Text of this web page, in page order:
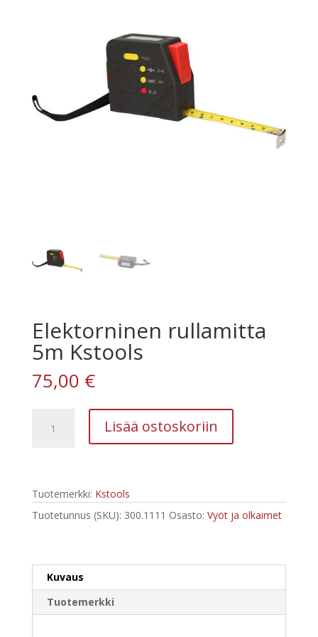
Elektorninen rullamitta
5m Kstools
75,00 €
rullamitta
Lisää ostoskoriin
Tuotemerkki: Kstools
Tuotetunnus (SKU): 300.1111 Osasto: Vyöt ja olkaimet
Kuvaus
Tuotemerkki